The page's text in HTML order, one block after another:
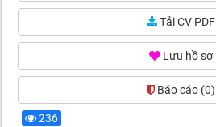
Tải CV PDF
Lưu hồ sơ
Báo cáo (0)
236